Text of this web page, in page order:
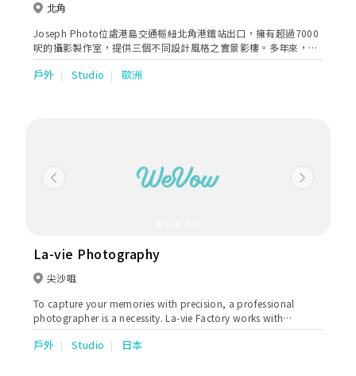
北角
Joseph Photo位處港島交通樞紐北角港鐵站出口，擁有超過7000
呎的攝影製作室，提供三個不同設計風格之實景影樓。多年來，
Joseph Photo已為超過30000對新人提供婚禮攝影服務, 並開發一
系列香港及海外婚紗拍攝。2014年4月開設上海分店JM Gallery開
戶外 Studio 歐洲
Previous Next
La-vie Photography
尖沙咀
To capture your memories with precision, a professional
photographer is a necessity. La-vie Factory works with
hundreds of photographers from around the world. Our
skillful and sensitive photographers open their hearts to
戶外 Studio 日本